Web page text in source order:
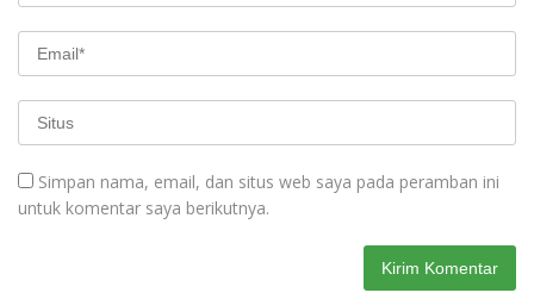
Simpan nama, email, dan situs web saya pada peramban ini
untuk komentar saya berikutnya.